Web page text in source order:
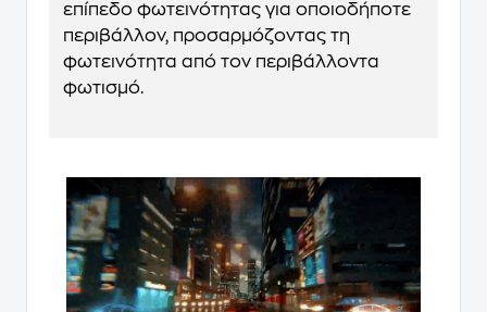
επίπεδο φωτεινότητας για οποιοδήποτε
περιβάλλον, προσαρμόζοντας τη
φωτεινότητα από τον περιβάλλοντα
φωτισμό.